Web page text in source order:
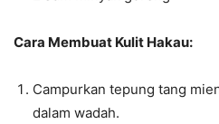
Cara Membuat Kulit Hakau:
Campurkan tepung tang
dalam wadah.